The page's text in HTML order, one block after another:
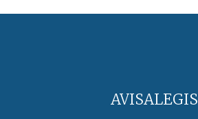
AVISALEGIS